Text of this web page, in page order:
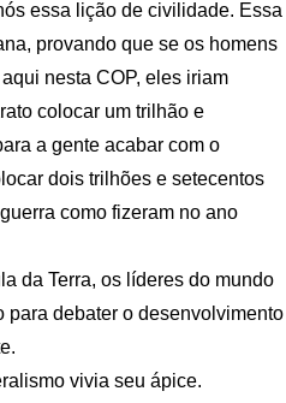
essa lição de civilidade. Essa
provando que se os homens
nesta COP, eles iriam
colocar um trilhão e
a gente acabar com o
dois trilhões e setecentos
como fizeram no ano
da Terra, os líderes do mundo
para debater o desenvolvimento
vivia seu ápice.